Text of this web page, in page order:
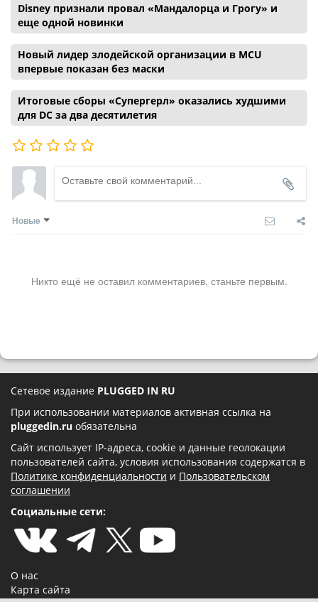
Disney признали провал «Мандалорца и Грогу» и
еще одной новинки
Новый лидер злодейской организации в MCU
впервые показан без маски
Итоговые сборы «Супергерл» оказались худшими
для DC за два десятилетия
Новые
Никто ещё не оставил комментариев, станьте первым.
Сетевое издание PLUGGED IN RU
При использовании материалов активная ссылка на
pluggedin.ru обязательна
Сайт использует IP-адреса, cookie и данные геолокации
пользователей сайта, условия использования содержатся в
Политике конфиденциальности и Пользовательском
соглашении
Социальные сети:
О нас
Карта сайта